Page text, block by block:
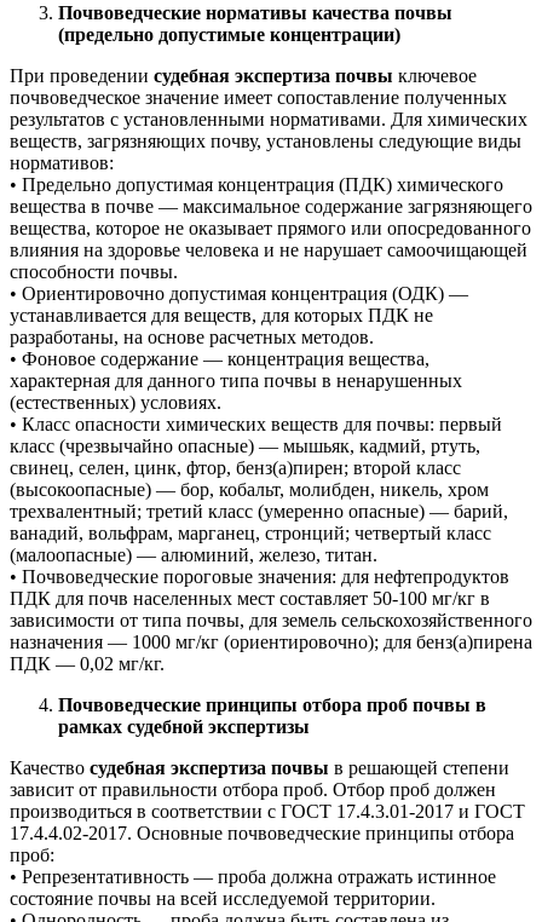
Почвоведческие нормативы качества почвы
(предельно допустимые концентрации)
При проведении судебная экспертиза почвы ключевое
почвоведческое значение имеет сопоставление полученных
результатов с установленными нормативами. Для химических
веществ, загрязняющих почву, установлены следующие виды
нормативов:
• Предельно допустимая концентрация (ПДК) химического
вещества в почве — максимальное содержание загрязняющего
вещества, которое не оказывает прямого или опосредованного
влияния на здоровье человека и не нарушает самоочищающей
способности почвы.
• Ориентировочно допустимая концентрация (ОДК) —
устанавливается для веществ, для которых ПДК не
разработаны, на основе расчетных методов.
• Фоновое содержание — концентрация вещества,
характерная для данного типа почвы в ненарушенных
(естественных) условиях.
• Класс опасности химических веществ для почвы: первый
класс (чрезвычайно опасные) — мышьяк, кадмий, ртуть,
свинец, селен, цинк, фтор, бенз(а)пирен; второй класс
(высокоопасные) — бор, кобальт, молибден, никель, хром
трехвалентный; третий класс (умеренно опасные) — барий,
ванадий, вольфрам, марганец, стронций; четвертый класс
(малоопасные) — алюминий, железо, титан.
• Почвоведческие пороговые значения: для нефтепродуктов
ПДК для почв населенных мест составляет 50-100 мг/кг в
зависимости от типа почвы, для земель сельскохозяйственного
назначения — 1000 мг/кг (ориентировочно); для бенз(а)пирена
ПДК — 0,02 мг/кг.
Почвоведческие принципы отбора проб почвы в
рамках судебной экспертизы
Качество судебная экспертиза почвы в решающей степени
зависит от правильности отбора проб. Отбор проб должен
производиться в соответствии с ГОСТ 17.4.3.01-2017 и ГОСТ
17.4.4.02-2017. Основные почвоведческие принципы отбора
проб:
• Репрезентативность — проба должна отражать истинное
состояние почвы на всей исследуемой территории.